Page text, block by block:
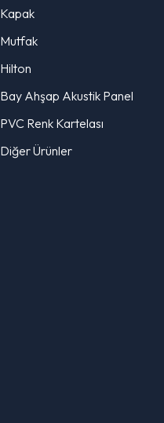
Kapak
Mutfak
Hilton
Bay Ahşap Akustik Panel
PVC Renk Kartelası
Diğer Ürünler